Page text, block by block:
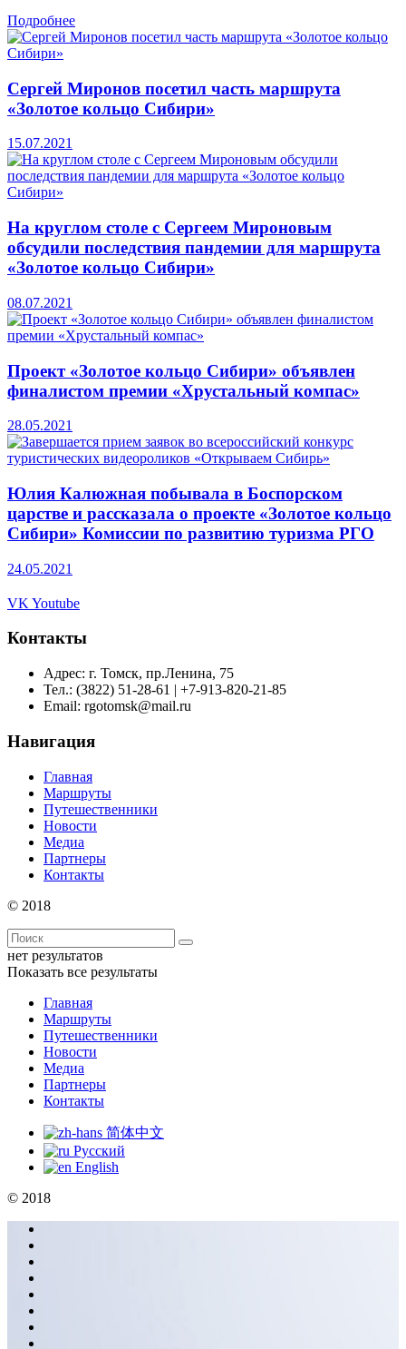
Подробнее
Сергей Миронов посетил часть маршрута
«Золотое кольцо Сибири»
15.07.2021
На круглом столе с Сергеем Мироновым
обсудили последствия пандемии для маршрута
«Золотое кольцо Сибири»
08.07.2021
Проект «Золотое кольцо Сибири» объявлен
финалистом премии «Хрустальный компас»
28.05.2021
Юлия Калюжная побывала в Боспорском
царстве и рассказала о проекте «Золотое кольцо
Сибири» Комиссии по развитию туризма РГО
24.05.2021
VK Youtube
Контакты
Адрес: г. Томск, пр.Ленина, 75
Тел.: (3822) 51-28-61 | +7-913-820-21-85
Email: rgotomsk@mail.ru
Навигация
Главная
Маршруты
Путешественники
Новости
Медиа
Партнеры
Контакты
© 2018
нет результатов
Показать все результаты
Главная
Маршруты
Путешественники
Новости
Медиа
Партнеры
Контакты
简体中文
Русский
English
© 2018